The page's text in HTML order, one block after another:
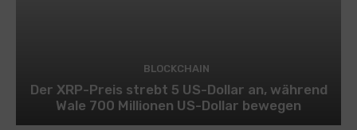
BLOCKCHAIN
Der XRP-Preis strebt 5 US-Dollar an, während
Wale 700 Millionen US-Dollar bewegen